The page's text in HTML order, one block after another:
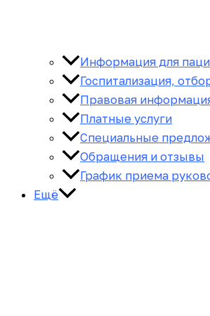
Информация для
Госпитализация,
Правовая
Платные услуги
Специальные
Обращения и отзывы
График приема
Ещё